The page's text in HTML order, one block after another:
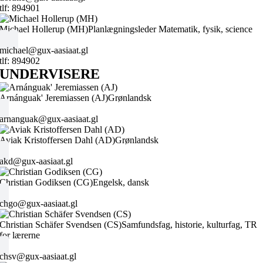
tlf: 894901
Michael Hollerup (MH)Planlægningsleder Matematik, fysik, science
michael@gux-aasiaat.gl
tlf: 894902
UNDERVISERE
Arnánguak' Jeremiassen (AJ)Grønlandsk
arnanguak@gux-aasiaat.gl
Aviak Kristoffersen Dahl (AD)Grønlandsk
akd@gux-aasiaat.gl
Christian Godiksen (CG)Engelsk, dansk
chgo@gux-aasiaat.gl
Christian Schäfer Svendsen (CS)Samfundsfag, historie, kulturfag, TR
for lærerne
chsv@gux-aasiaat.gl